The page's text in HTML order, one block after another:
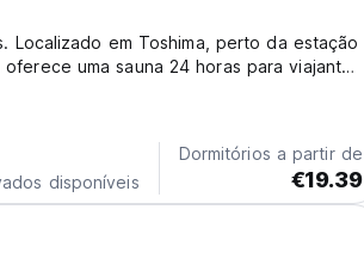
Localizado em Toshima, perto da estação
uma sauna 24 horas para viajantes
disponíveis
Dormitórios a partir de
€19.39